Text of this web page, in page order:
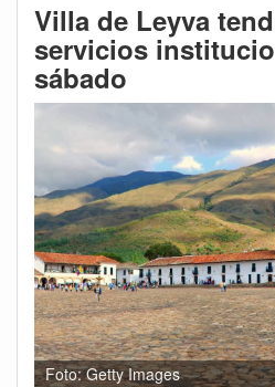
Villa de Leyva
servicios
sábado
Foto: Getty Images